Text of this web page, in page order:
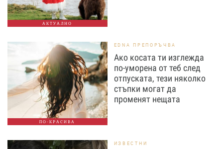
АКТУАЛНО
ПО-КРАСИВА
EDNA ПРЕПОРЪЧВА
Ако косата ти изглежда
по-уморена от теб след
отпуската, тези няколко
стъпки могат да
променят нещата
ИЗВЕСТНИ